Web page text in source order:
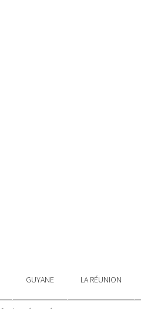
GUYANE LA RÉUNION